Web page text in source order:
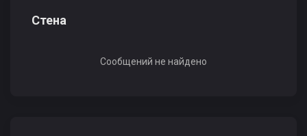
Стена
Сообщений не найдено